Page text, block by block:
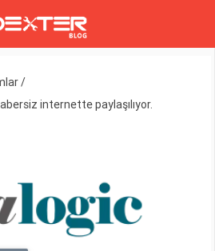
/
internette paylaşılıyor.